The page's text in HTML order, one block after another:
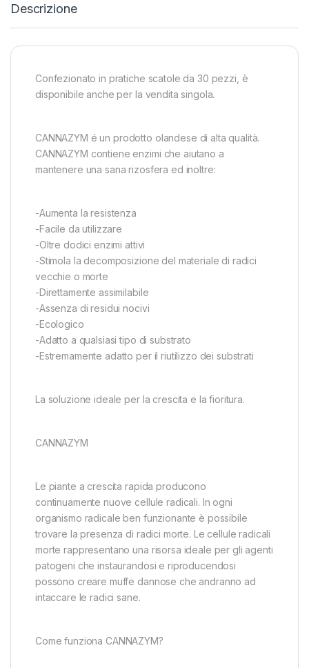
Descrizione
Confezionato in pratiche scatole da 30 pezzi, è
disponibile anche per la vendita singola.
CANNAZYM é un prodotto olandese di alta qualità.
CANNAZYM contiene enzimi che aiutano a
mantenere una sana rizosfera ed inoltre:
-Aumenta la resistenza
-Facile da utilizzare
-Oltre dodici enzimi attivi
-Stimola la decomposizione del materiale di radici
vecchie o morte
-Direttamente assimilabile
-Assenza di residui nocivi
-Ecologico
-Adatto a qualsiasi tipo di substrato
-Estremamente adatto per il riutilizzo dei substrati
La soluzione ideale per la crescita e la fioritura.
CANNAZYM
Le piante a crescita rapida producono
continuamente nuove cellule radicali. In ogni
organismo radicale ben funzionante è possibile
trovare la presenza di radici morte. Le cellule radicali
morte rappresentano una risorsa ideale per gli agenti
patogeni che instaurandosi e riproducendosi
possono creare muffe dannose che andranno ad
intaccare le radici sane.
Come funziona CANNAZYM?